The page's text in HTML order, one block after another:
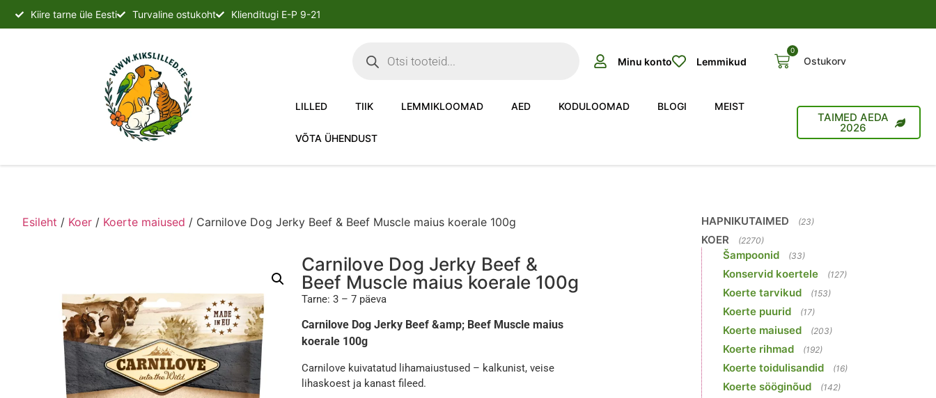
Kiire tarne üle Eesti Turvaline ostukoht Klienditugi E-P 9-21
Minu konto Lemmikud
0
Ostukorv
LILLED TIIK LEMMIKLOOMAD AED KODULOOMAD BLOGI MEIST
VÕTA ÜHENDUST
TAIMED AEDA
2026
Esileht / Koer / Koerte maiused / Carnilove Dog Jerky Beef & Beef Muscle maius koerale 100g
Carnilove Dog Jerky Beef &
Beef Muscle maius koerale 100g
Tarne: 3 – 7 päeva
Carnilove Dog Jerky Beef &amp; Beef Muscle maius
koerale 100g
Carnilove kuivatatud lihamaiustused – kalkunist, veise
lihaskoest ja kanast fileed.
HAPNIKUTAIMED (23)
KOER (2270)
Šampoonid (33)
Konservid koertele (127)
Koerte tarvikud (153)
Koerte puurid (17)
Koerte maiused (203)
Koerte rihmad (192)
Koerte toidulisandid (16)
Koerte sööginõud (142)